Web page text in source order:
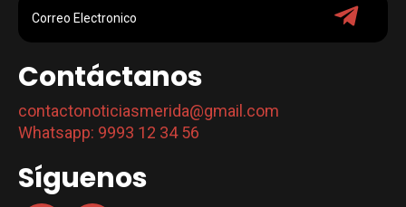
Contáctanos
contactonoticiasmerida@gmail.com
Whatsapp: 9993 12 34 56
Síguenos